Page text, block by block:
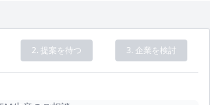
2. 提案を待つ 3. 企業を検討